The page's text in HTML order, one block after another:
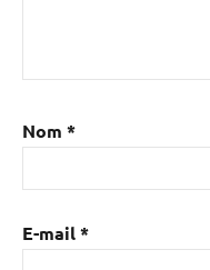
Nom *
E-mail*